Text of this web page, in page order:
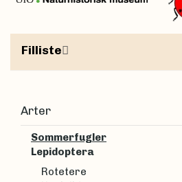
Filliste
Arter
Sommerfugler
Lepidoptera
Rotetere